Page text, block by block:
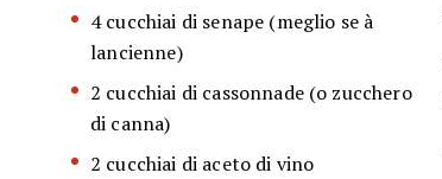
4 cucchiai di senape (meglio se à
lancienne)
2 cucchiai di cassonnade (o zucchero
di canna)
2 cucchiai di aceto di vino